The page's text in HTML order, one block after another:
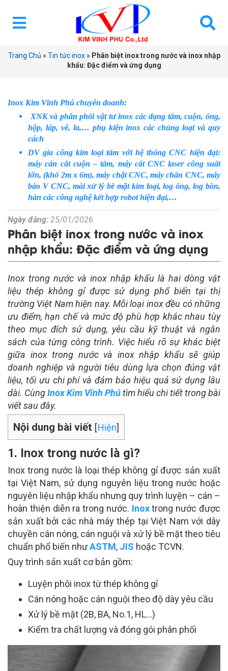
Trang Chủ » Tin tức inox» Phân biệt inox trong nước và inox nhập
khẩu: Đặc điểm và ứng dụng
Inox Kim Vĩnh Phú chuyên doanh:
XNK và phân phối vật tư inox các dạng tấm, cuộn, ống,
hộp, láp, vê, la,… phụ kiện inox các chủng loại và quy
cách
DV gia công kim loại tấm với hệ thống CNC hiện đại:
máy cán cắt cuộn – tấm, máy cắt CNC laser công suất
lớn, (khổ 2m x 6m), máy chặt CNC, máy chấn CNC, máy
bào V CNC, mài xử lý bề mặt kim loại, log ống, log bồn,
hàn các công nghệ kết hợp robot hiện đại,…
Ngày đăng: 25/01/2026
Phân biệt inox trong nước và inox
nhập khẩu: Đặc điểm và ứng dụng
Inox trong nước và inox nhập khẩu là hai dòng vật
liệu thép không gỉ được sử dụng phổ biến tại thị
trường Việt Nam hiện nay. Mỗi loại inox đều có những
ưu điểm, hạn chế và mức độ phù hợp khác nhau tùy
theo mục đích sử dụng, yêu cầu kỹ thuật và ngân
sách của từng công trình. Việc hiểu rõ sự khác biệt
giữa inox trong nước và inox nhập khẩu sẽ giúp
doanh nghiệp và người tiêu dùng lựa chọn đúng vật
liệu, tối ưu chi phí và đảm bảo hiệu quả sử dụng lâu
dài. CùngInox Kim Vĩnh Phútìm hiểu chi tiết trong bài
viết sau đây.
Nội dung bài viết [Hiện]
1. Inox trong nước là gì?
Inox trong nước là loại thép không gỉ được sản xuất
tại Việt Nam, sử dụng nguyên liệu trong nước hoặc
nguyên liệu nhập khẩu nhưng quy trình luyện – cán –
hoàn thiện diễn ra trong nước. Inoxtrong nước được
sản xuất bởi các nhà máy thép tại Việt Nam với dây
chuyền cán nóng, cán nguội và xử lý bề mặt theo tiêu
chuẩn phổ biến nhưASTM, JIS hoặc TCVN.
Quy trình sản xuất cơ bản gồm:
Luyện phôi inox từ thép không gỉ
Cán nóng hoặc cán nguội theo độ dày yêu cầu
Xử lý bề mặt (2B, BA, No.1, HL…)
Kiểm tra chất lượng và đóng gói phân phối